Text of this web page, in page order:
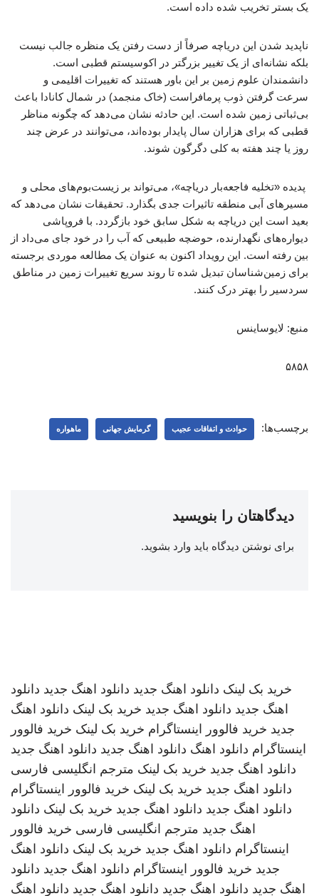
یک بستر تخریب شده داده است.
ناپدید شدن این دریاچه صرفاً از دست رفتن یک منظره جالب نیست
بلکه نشانه‌ای از یک تغییر بزرگتر در اکوسیستم قطبی است.
دانشمندان علوم زمین بر این باور هستند که تغییرات اقلیمی و
سرعت گرفتن ذوب پرمافراست (خاک منجمد) در شمال کانادا باعث
بی‌ثباتی زمین شده است. این حادثه نشان می‌دهد که چگونه مناظر
قطبی که برای هزاران سال پایدار بوده‌اند، می‌توانند در عرض چند
روز یا چند هفته به کلی دگرگون شوند.
پدیده «تخلیه فاجعه‌بار دریاچه»، می‌تواند بر زیست‌بوم‌های محلی و
مسیرهای آبی منطقه تاثیرات جدی بگذارد. تحقیقات نشان می‌دهد که
بعید است این دریاچه به شکل سابق خود بازگردد. با فروپاشی
دیواره‌های نگهدارنده، حوضچه طبیعی که آب را در خود جای می‌داد از
بین رفته است. این رویداد اکنون به عنوان یک مطالعه موردی برجسته
برای زمین‌شناسان تبدیل شده تا روند سریع تغییرات زمین در مناطق
سردسیر را بهتر درک کنند.
منبع: لایوساینس
۵۸۵۸
برچسب‌ها: حوادث و اتفاقات عجیب گرمایش جهانی ماهواره
دیدگاهتان را بنویسید
برای نوشتن دیدگاه باید وارد بشوید.
خرید بک لینک دانلود اهنگ جدید دانلود اهنگ جدید دانلود
اهنگ جدید دانلود اهنگ جدید خرید بک لینک دانلود اهنگ
جدید خرید فالوور اینستاگرام خرید بک لینک خرید فالوور
اینستاگرام دانلود اهنگ دانلود اهنگ جدید دانلود اهنگ جدید
دانلود اهنگ جدید خرید بک لینک مترجم انگلیسی فارسی
دانلود اهنگ جدید خرید بک لینک خرید فالوور اینستاگرام
دانلود اهنگ جدید دانلود اهنگ جدید خرید بک لینک دانلود
اهنگ جدید مترجم انگلیسی فارسی خرید فالوور
اینستاگرام دانلود اهنگ جدید خرید بک لینک دانلود اهنگ
جدید خرید فالوور اینستاگرام دانلود اهنگ جدید دانلود
اهنگ جدید دانلود اهنگ جدید دانلود اهنگ جدید دانلود اهنگ